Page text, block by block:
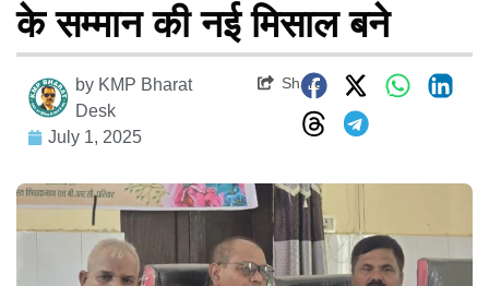
के सम्मान की नई मिसाल बने
by KMP Bharat
Desk
July 1, 2025
Share